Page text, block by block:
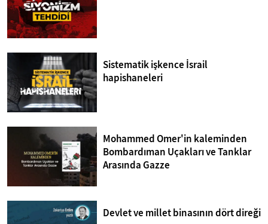
Sistematik işkence İsrail
hapishaneleri
Mohammed Omer'in kaleminden
Bombardıman Uçakları ve Tanklar
Arasında Gazze
Devlet ve millet binasının dört direği